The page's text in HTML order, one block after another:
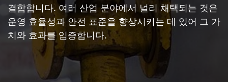
결합합니다. 여러 산업 분야에서 널리 채택되는 것은
운영 효율성과 안전 표준을 향상시키는 데 있어 그 가
치와 효과를 입증합니다.